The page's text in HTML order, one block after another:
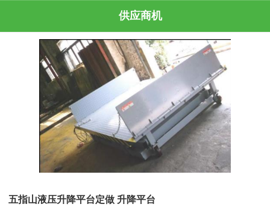
供应商机
五指山液压升降平台定做 升降平台